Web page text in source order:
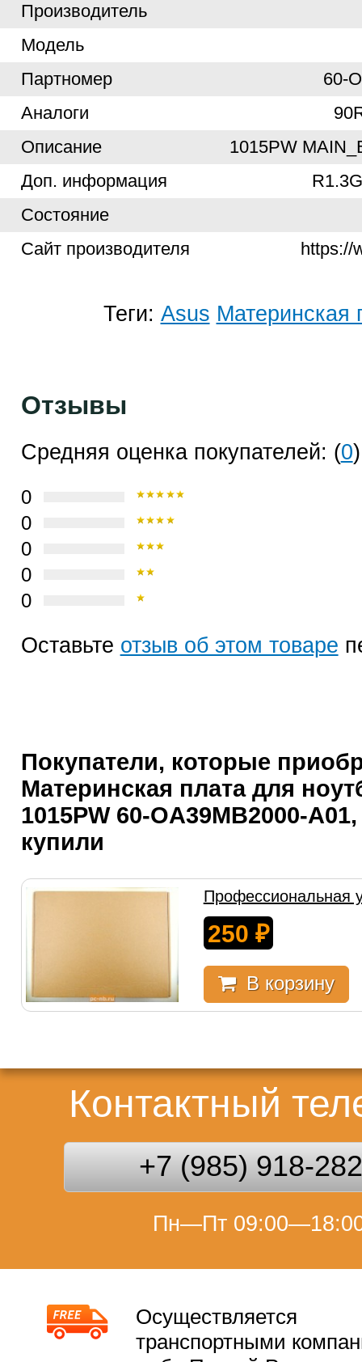
Производитель
Модель
Партномер
60-
Аналоги
Описание
1015PW
Доп. информация
Cостояние
Cайт производителя
https://
Теги: Asus Материнская
Отзывы
Средняя оценка покупателей: (0)
0
0
0
0
0
Оставьте отзыв об этом товаре
Покупатели, которые
Материнская плата для
1015PW 60-OA39MB2000-
купили
Профессиональная
250 ₽
В корзину
Контактный
+7 (985) 918-
Пн—Пт
Осуществляется
транспортными